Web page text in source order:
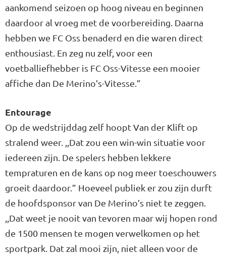
aankomend seizoen op hoog niveau en beginnen
daardoor al vroeg met de voorbereiding. Daarna
hebben we FC Oss benaderd en die waren direct
enthousiast. En zeg nu zelf, voor een
voetballiefhebber is FC Oss-Vitesse een mooier
affiche dan De Merino’s-Vitesse.”
Entourage
Op de wedstrijddag zelf hoopt Van der Klift op
stralend weer. ,,Dat zou een win-win situatie voor
iedereen zijn. De spelers hebben lekkere
tempraturen en de kans op nog meer toeschouwers
groeit daardoor.” Hoeveel publiek er zou zijn durft
de hoofdsponsor van De Merino’s niet te zeggen.
,,Dat weet je nooit van tevoren maar wij hopen rond
de 1500 mensen te mogen verwelkomen op het
sportpark. Dat zal mooi zijn, niet alleen voor de